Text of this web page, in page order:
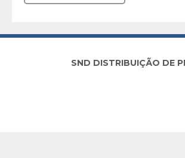
SND DISTRIBUIÇÃO DE